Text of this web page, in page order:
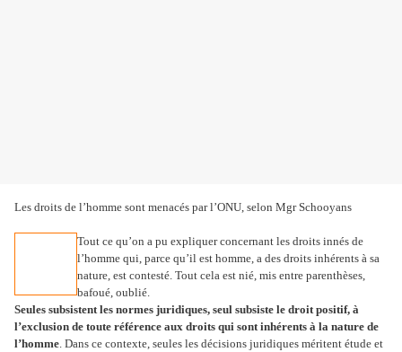
Les droits de l’homme sont menacés par l’ONU, selon Mgr Schooyans
Tout ce qu’on a pu expliquer concernant les droits innés de
l’homme qui, parce qu’il est homme, a des droits inhérents à sa
nature, est contesté. Tout cela est nié, mis entre parenthèses,
bafoué, oublié.
Seules subsistent les normes juridiques, seul subsiste le droit positif, à
l’exclusion de toute référence aux droits qui sont inhérents à la nature de
l’homme. Dans ce contexte, seules les décisions juridiques méritent étude et